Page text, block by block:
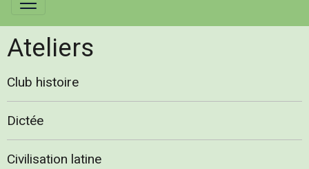
Ateliers
Club histoire
Dictée
Civilisation latine